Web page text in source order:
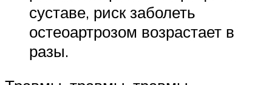
суставе, риск заболеть
остеоартрозом возрастает в
разы.